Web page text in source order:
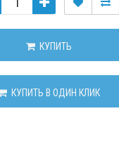
КУПИТЬ
КУПИТЬ В ОДИН КЛИК